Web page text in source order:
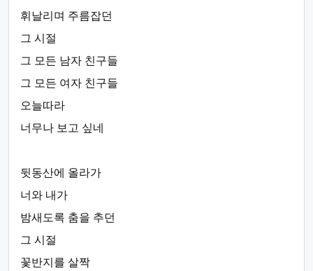
휘날리며 주름잡던
그 시절
그 모든 남자 친구들
그 모든 여자 친구들
오늘따라
너무나 보고 싶네
뒷동산에 올라가
너와 내가
밤새도록 춤을 추던
그 시절
꽃반지를 살짝